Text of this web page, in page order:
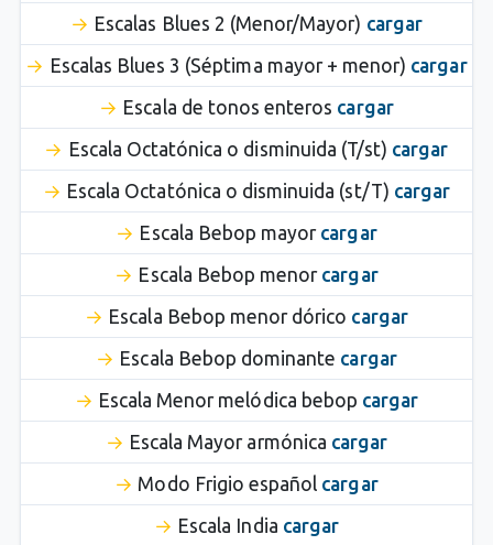
Escalas Blues 2 (Menor/Mayor) cargar
Escalas Blues 3 (Séptima mayor + menor) cargar
Escala de tonos enteros cargar
Escala Octatónica o disminuida (T/st) cargar
Escala Octatónica o disminuida (st/T) cargar
Escala Bebop mayor cargar
Escala Bebop menor cargar
Escala Bebop menor dórico cargar
Escala Bebop dominante cargar
Escala Menor melódica bebop cargar
Escala Mayor armónica cargar
Modo Frigio español cargar
Escala India cargar